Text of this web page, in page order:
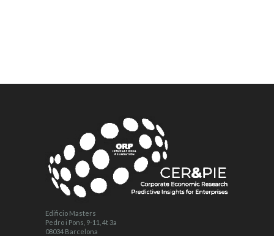
Edificio Masters
Pedro i Pons, 9-11, 4t 3a
08034 Barcelona